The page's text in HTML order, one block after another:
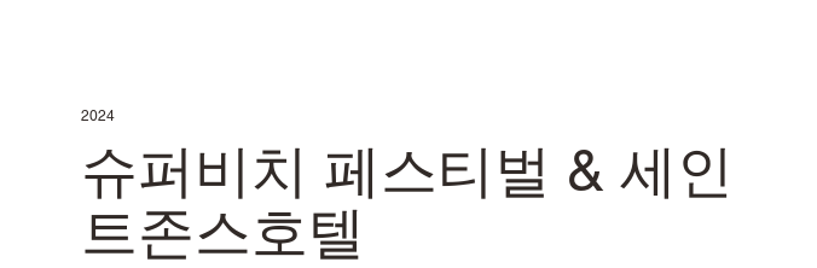
슈퍼비치 페스티벌 & 세인
트존스호텔
2024